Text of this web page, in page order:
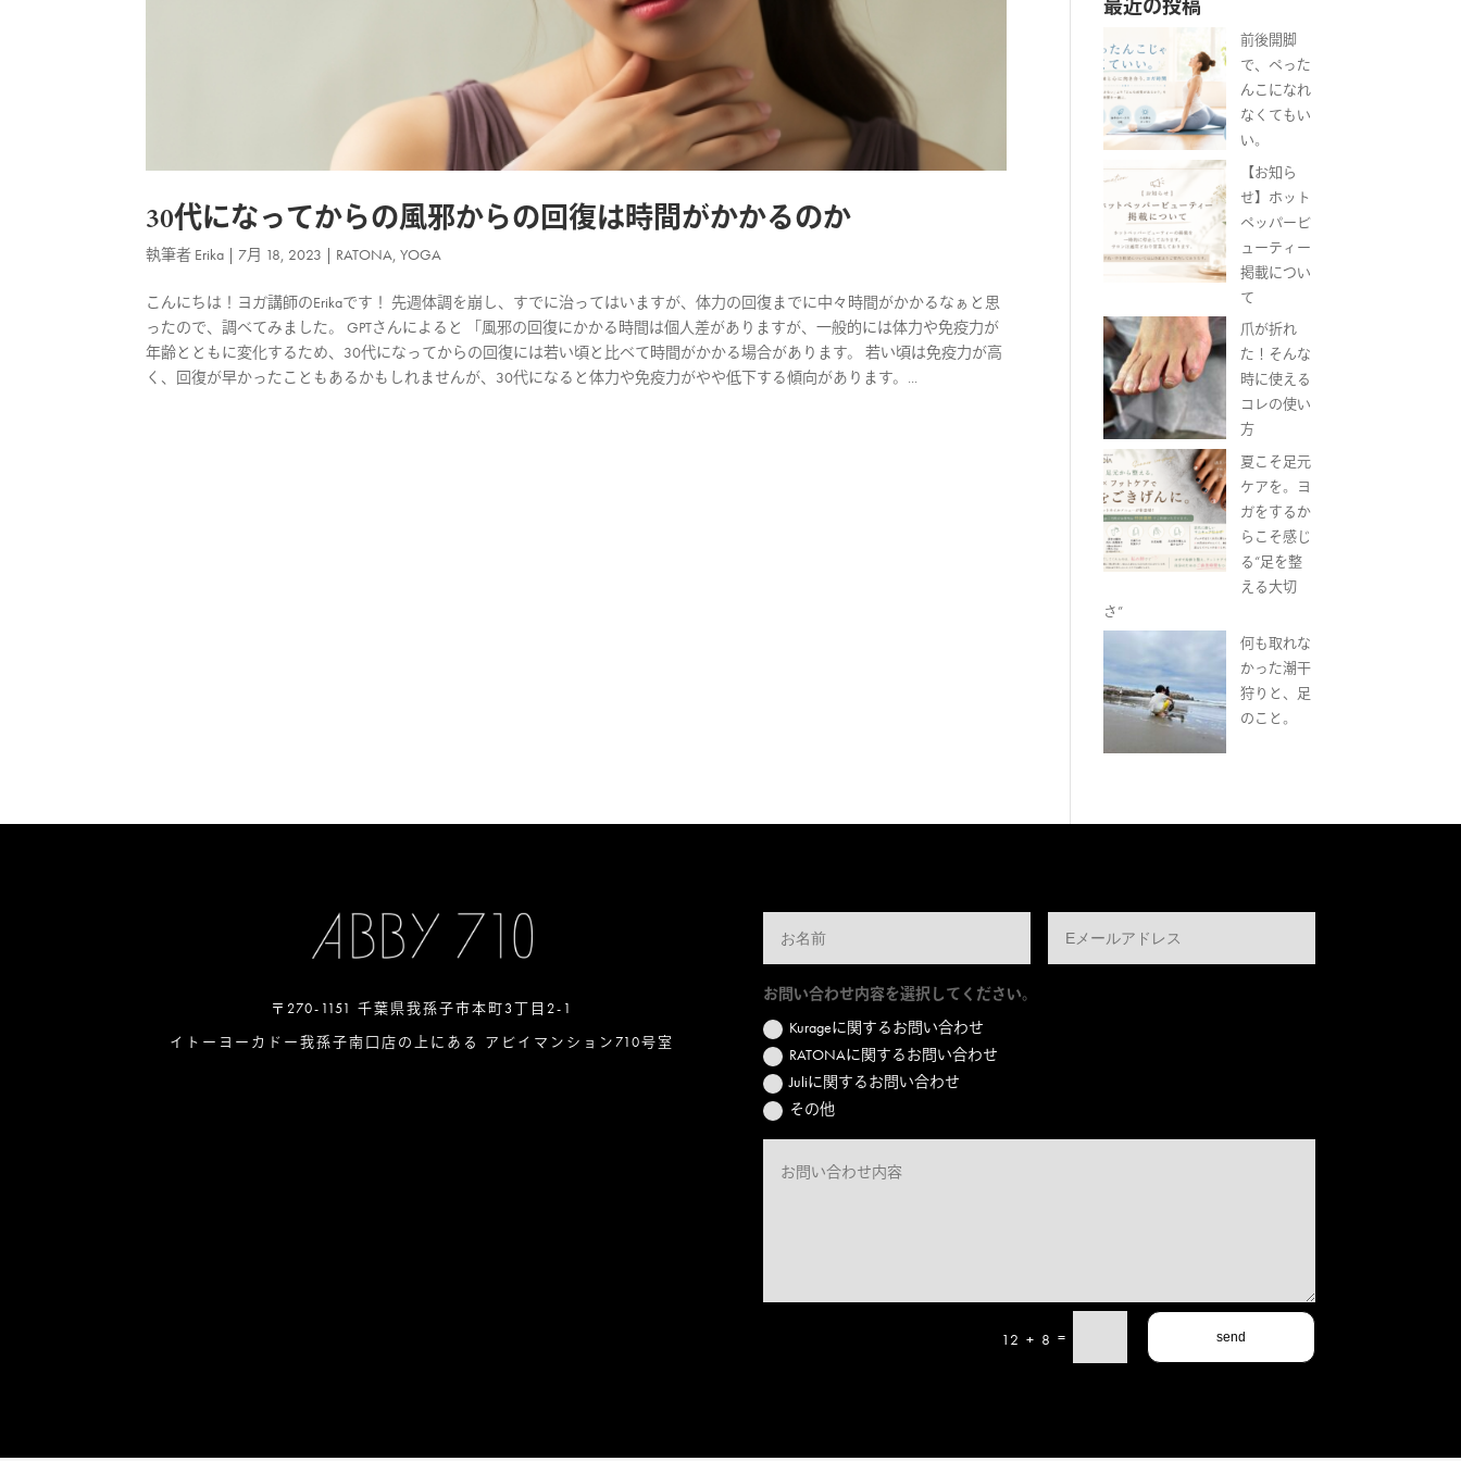
30代になってからの風邪からの回復は時間がかかるのか
執筆者 Erika 7月 18, 2023 RATONA,YOGA
こんにちは！ヨガ講師のErikaです！ 先週体調を崩し、すでに治ってはいますが、体力の回復までに中々時間がかかるなぁと思
ったので、調べてみました。 GPTさんによると 「風邪の回復にかかる時間は個人差がありますが、一般的には体力や免疫力が
年齢とともに変化するため、30代になってからの回復には若い頃と比べて時間がかかる場合があります。 若い頃は免疫力が高
く、回復が早かったこともあるかもしれませんが、30代になると体力や免疫力がやや低下する傾向があります。...
最近の投稿
前後開脚
で、ぺった
んこになれ
なくてもい
い。
【お知ら
せ】ホット
ペッパービ
ューティー
掲載につい
て
爪が折れ
た！そんな
時に使える
コレの使い
方
夏こそ足元
ケアを。ヨ
ガをするか
らこそ感じ
る“足を整
える大切
さ”
何も取れな
かった潮干
狩りと、足
のこと。
〒270-1151 千葉県我孫子市本町3丁目2-1
イトーヨーカドー我孫子南口店の上にある アビイマンション710号室
お問い合わせ内容を選択してください。
Kurageに関するお問い合わせ
RATONAに関するお問い合わせ
Juliに関するお問い合わせ
その他
12 + 8 = send